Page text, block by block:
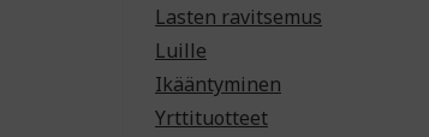
Lasten ravitsemus
Luille
Ikääntyminen
Yrttituotteet